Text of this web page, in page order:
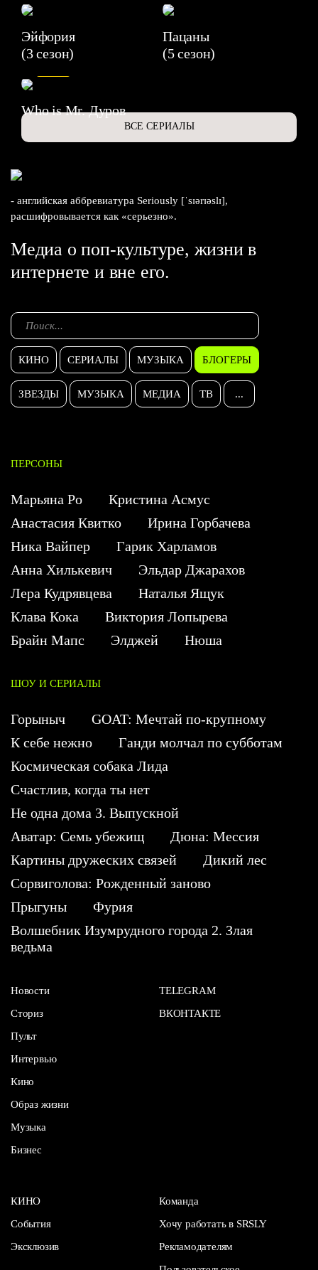
Эйфория
(3 сезон)
Пацаны
(5 сезон)
6.3
Who is Mr. Дуров
ВСЕ СЕРИАЛЫ
- английская аббревиатура Seriously [ˈsɪərɪəslɪ],
расшифровывается как «серьезно».
Медиа о поп-культуре, жизни в
интернете и вне его.
КИНО СЕРИАЛЫ МУЗЫКА БЛОГЕРЫ
ЗВЕЗДЫ МУЗЫКА МЕДИА ТВ ...
ПЕРСОНЫ
Марьяна Ро
Кристина Асмус
Анастасия Квитко
Ирина Горбачева
Ника Вайпер
Гарик Харламов
Анна Хилькевич
Эльдар Джарахов
Лера Кудрявцева
Наталья Ящук
Клава Кока
Виктория Лопырева
Брайн Мапс
Элджей Нюша
ШОУ И СЕРИАЛЫ
Горыныч
GOAT: Мечтай по-крупному
К себе нежно
Ганди молчал по субботам
Космическая собака Лида
Счастлив, когда ты нет
Не одна дома 3. Выпускной
Аватар: Семь убежищ
Дюна: Мессия
Картины дружеских связей
Дикий лес
Сорвиголова: Рожденный заново
Прыгуны
Фурия
Волшебник Изумрудного города 2. Злая
ведьма
Новости
Сториз
Пульт
Интервью
Кино
Образ жизни
Музыка
Бизнес
TELEGRAM
ВКОНТАКТЕ
КИНО
События
Эксклюзив
Команда
Хочу работать в SRSLY
Рекламодателям